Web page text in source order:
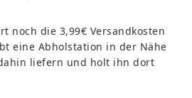
noch die 3,99€ Versandkosten
eine Abholstation in der Nähe
dahin liefern und holt ihn dort